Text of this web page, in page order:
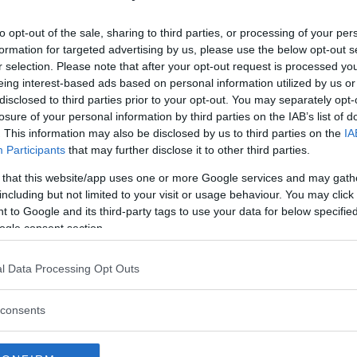
opt-out of the sale, sharing to third parties, or processing of your
for targeted advertising by us, please use the below opt-out
selection. Please note that after your opt-out request is processed
interest-based ads based on personal information utilized by us
to third parties prior to your opt-out. You may separately
of your personal information by third parties on the IAB’s list of
This information may also be disclosed by us to third parties on the
Participants that may further disclose it to other third parties.
that this website/app uses one or more Google services and may
but not limited to your visit or usage behaviour. You may
to Google and its third-party tags to use your data for below
consent section.
Data Processing Opt Outs
gradi e mettete la pirofila in forno per
a leggere dopo la pubblicità
tritato